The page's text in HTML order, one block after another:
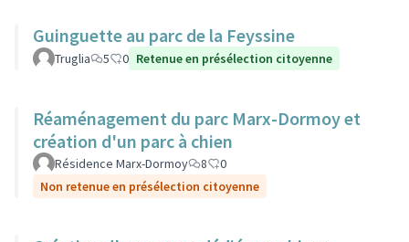
Guinguette au parc de la Feyssine
Truglia 5 0 Retenue en présélection citoyenne
Réaménagement du parc Marx-Dormoy et
création d'un parc à chien
Résidence Marx-Dormoy 8
0
Non retenue en présélection citoyenne